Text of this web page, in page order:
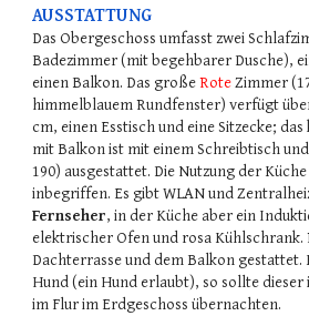
AUSSTATTUNG
Das Obergeschoss umfasst zwei
Badezimmer (mit begehbarer Dusche),
einen Balkon. Das großeRoteZimmer
himmelblauem Rundfenster) verfügt
cm, einen Esstisch und eine Sitzecke;
mit Balkon ist mit einem Schreibtisch
190) ausgestattet. Die Nutzung der
inbegriffen. Es gibt WLAN und
Fernseher, in der Küche aber ein
elektrischer Ofen und rosa Kühlschrank.
Dachterrasse und dem Balkon
Hund (ein Hund erlaubt), so sollte
im Flur im Erdgeschoss übernachten.